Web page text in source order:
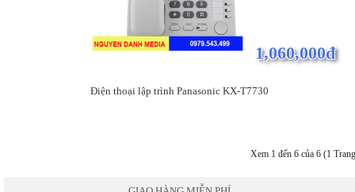
1,060,000đ
Điện thoại lập trình Panasonic KX-T7730
Xem 1 đến 6 của 6 (1